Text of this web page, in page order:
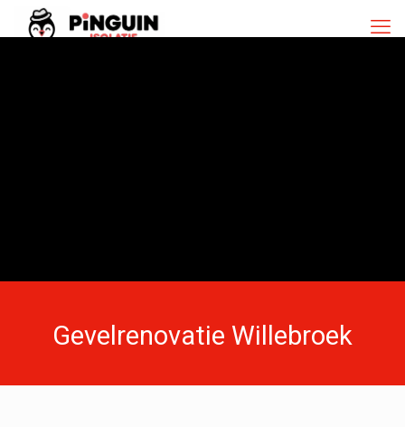
Gevelrenovatie Willebroek